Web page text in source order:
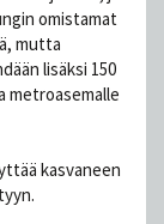
omistamat
mutta
lisäksi 150
metroasemalle
kasvaneen